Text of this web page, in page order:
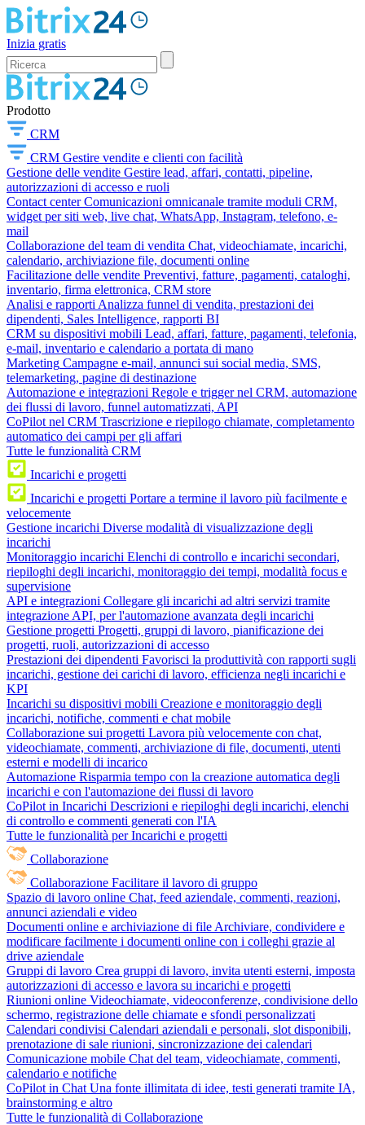
Inizia gratis
Prodotto
CRM
CRM Gestire vendite e clienti con facilità
Gestione delle vendite Gestire lead, affari, contatti, pipeline,
autorizzazioni di accesso e ruoli
Contact center Comunicazioni omnicanale tramite moduli CRM,
widget per siti web, live chat, WhatsApp, Instagram, telefono, e-
mail
Collaborazione del team di vendita Chat, videochiamate, incarichi,
calendario, archiviazione file, documenti online
Facilitazione delle vendite Preventivi, fatture, pagamenti, cataloghi,
inventario, firma elettronica, CRM store
Analisi e rapporti Analizza funnel di vendita, prestazioni dei
dipendenti, Sales Intelligence, rapporti BI
CRM su dispositivi mobili Lead, affari, fatture, pagamenti, telefonia,
e-mail, inventario e calendario a portata di mano
Marketing Campagne e-mail, annunci sui social media, SMS,
telemarketing, pagine di destinazione
Automazione e integrazioni Regole e trigger nel CRM, automazione
dei flussi di lavoro, funnel automatizzati, API
CoPilot nel CRM Trascrizione e riepilogo chiamate, completamento
automatico dei campi per gli affari
Tutte le funzionalità CRM
Incarichi e progetti
Incarichi e progetti Portare a termine il lavoro più facilmente e
velocemente
Gestione incarichi Diverse modalità di visualizzazione degli
incarichi
Monitoraggio incarichi Elenchi di controllo e incarichi secondari,
riepiloghi degli incarichi, monitoraggio dei tempi, modalità focus e
supervisione
API e integrazioni Collegare gli incarichi ad altri servizi tramite
integrazione API, per l'automazione avanzata degli incarichi
Gestione progetti Progetti, gruppi di lavoro, pianificazione dei
progetti, ruoli, autorizzazioni di accesso
Prestazioni dei dipendenti Favorisci la produttività con rapporti sugli
incarichi, gestione dei carichi di lavoro, efficienza negli incarichi e
KPI
Incarichi su dispositivi mobili Creazione e monitoraggio degli
incarichi, notifiche, commenti e chat mobile
Collaborazione sui progetti Lavora più velocemente con chat,
videochiamate, commenti, archiviazione di file, documenti, utenti
esterni e modelli di incarico
Automazione Risparmia tempo con la creazione automatica degli
incarichi e con l'automazione dei flussi di lavoro
CoPilot in Incarichi Descrizioni e riepiloghi degli incarichi, elenchi
di controllo e commenti generati con l'IA
Tutte le funzionalità per Incarichi e progetti
Collaborazione
Collaborazione Facilitare il lavoro di gruppo
Spazio di lavoro online Chat, feed aziendale, commenti, reazioni,
annunci aziendali e video
Documenti online e archiviazione di file Archiviare, condividere e
modificare facilmente i documenti online con i colleghi grazie al
drive aziendale
Gruppi di lavoro Crea gruppi di lavoro, invita utenti esterni, imposta
autorizzazioni di accesso e lavora su incarichi e progetti
Riunioni online Videochiamate, videoconferenze, condivisione dello
schermo, registrazione delle chiamate e sfondi personalizzati
Calendari condivisi Calendari aziendali e personali, slot disponibili,
prenotazione di sale riunioni, sincronizzazione dei calendari
Comunicazione mobile Chat del team, videochiamate, commenti,
calendario e notifiche
CoPilot in Chat Una fonte illimitata di idee, testi generati tramite IA,
brainstorming e altro
Tutte le funzionalità di Collaborazione